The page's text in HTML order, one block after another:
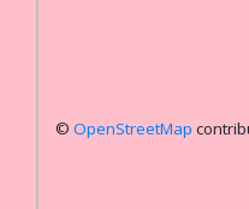
© OpenStreetMap